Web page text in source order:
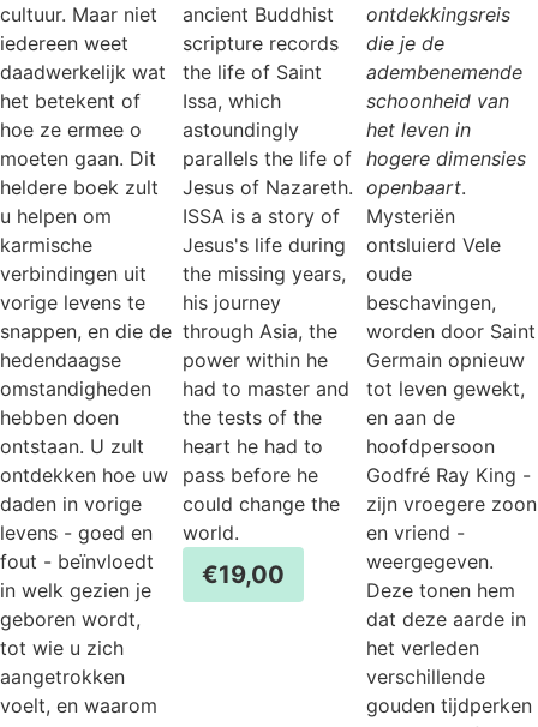
cultuur. Maar niet
iedereen weet
daadwerkelijk wat
het betekent of
hoe ze ermee o
moeten gaan. Dit
heldere boek zult
u helpen om
karmische
verbindingen uit
vorige levens te
snappen, en die de
hedendaagse
omstandigheden
hebben doen
ontstaan. U zult
ontdekken hoe uw
daden in vorige
levens - goed en
fout - beïnvloedt
in welk gezien je
geboren wordt,
tot wie u zich
aangetrokken
voelt, en waarom
ancient Buddhist
scripture records
the life of Saint
Issa, which
astoundingly
parallels the life of
Jesus of Nazareth.
ISSA is a story of
Jesus's life during
the missing years,
his journey
through Asia, the
power within he
had to master and
the tests of the
heart he had to
pass before he
could change the
world.
€19,00
ontdekkingsreis
die je de
adembenemende
schoonheid van
het leven in
hogere dimensies
openbaart.
Mysteriën
ontsluierd Vele
oude
beschavingen,
worden door Saint
Germain opnieuw
tot leven gewekt,
en aan de
hoofdpersoon
Godfré Ray King -
zijn vroegere zoon
en vriend -
weergegeven.
Deze tonen hem
dat deze aarde in
het verleden
verschillende
gouden tijdperken